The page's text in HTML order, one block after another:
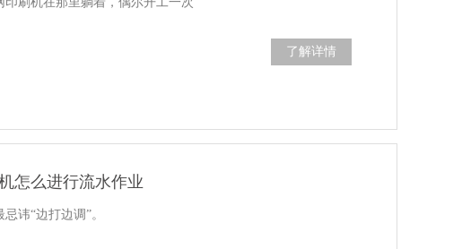
了解详情
怎么进行流水作业
讳“边打边调”。